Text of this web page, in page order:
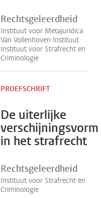
Rechtsgeleerdheid
Instituut voor Metajuridica
Van Vollenhoven Instituut
Instituut voor Strafrecht en
Criminologie
De uiterlijke
verschijningsvorm
in het strafrecht
PROEFSCHRIFT
Rechtsgeleerdheid
Instituut voor Strafrecht en
Criminologie